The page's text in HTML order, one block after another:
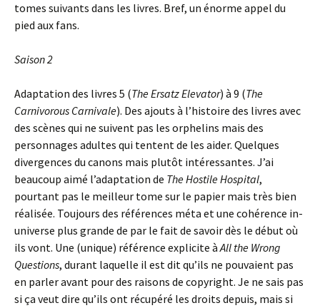
tomes suivants dans les livres. Bref, un énorme appel du
pied aux fans.
Saison 2
Adaptation des livres 5 (The Ersatz Elevator) à 9 (The
Carnivorous Carnivale). Des ajouts à l’histoire des livres avec
des scènes qui ne suivent pas les orphelins mais des
personnages adultes qui tentent de les aider. Quelques
divergences du canons mais plutôt intéressantes. J’ai
beaucoup aimé l’adaptation de The Hostile Hospital,
pourtant pas le meilleur tome sur le papier mais très bien
réalisée. Toujours des références méta et une cohérence in-
universe plus grande de par le fait de savoir dès le début où
ils vont. Une (unique) référence explicite àAll the Wrong
Questions, durant laquelle il est dit qu’ils ne pouvaient pas
en parler avant pour des raisons de copyright. Je ne sais pas
si ça veut dire qu’ils ont récupéré les droits depuis, mais si